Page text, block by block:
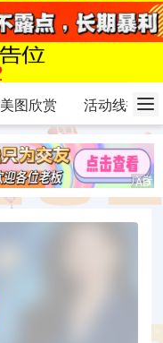
美图欣赏 活动线报